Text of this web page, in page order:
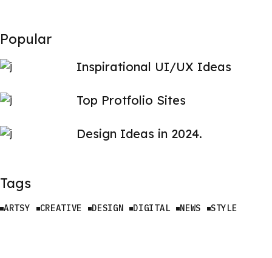
Popular
Inspirational UI/UX Ideas
Top Protfolio Sites
Design Ideas in 2024.
Tags
ARTSY CREATIVE DESIGN DIGITAL NEWS STYLE